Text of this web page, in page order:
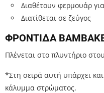
Διαθέτουν φερμουάρ
Διατίθεται σε ζεύγος
ΦΡΟΝΤΙΔΑ
Πλένεται στο πλυντήριο
*Στη σειρά αυτή υπάρχει
κάλυμμα στρώματος.